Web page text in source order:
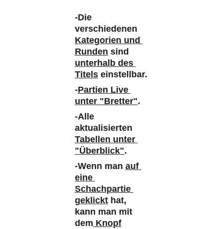
-Die
verschiedenen
Kategorien und
Runden sind
unterhalb des
Titels einstellbar.
-Partien Live
unter "Bretter".
-Alle
aktualisierten
Tabellen unter
"Überblick".
-Wenn man auf
eine
Schachpartie
geklickt hat,
kann man mit
dem Knopf